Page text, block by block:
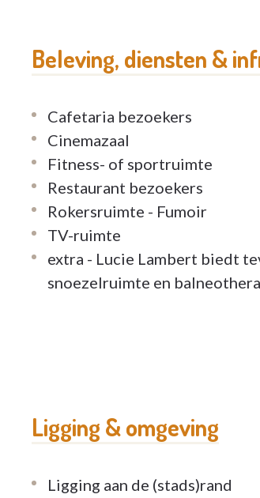
Beleving, diensten &
Cafetaria bezoekers
Cinemazaal
Fitness- of sportruimte
Restaurant bezoekers
Rokersruimte - Fumoir
TV-ruimte
extra - Lucie Lambert biedt
snoezelruimte en
Ligging & omgeving
Ligging aan de (stads)rand